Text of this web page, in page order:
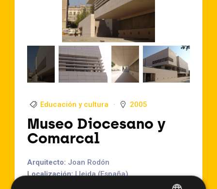
Educación y cultura 2005
Museo Diocesano y
Comarcal
Arquitecto: Joan Rodón
Localización:Lleida (España)